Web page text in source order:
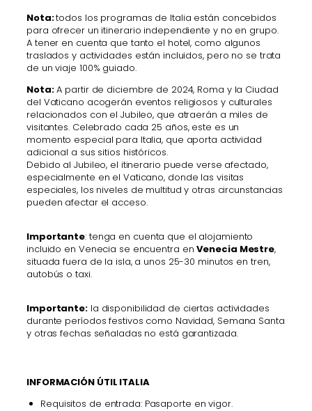
Nota:todos los programas de Italia están concebidos
para ofrecer un itinerario independiente y no en grupo.
A tener en cuenta que tanto el hotel, como algunos
traslados y actividades están incluidos, pero no se trata
de un viaje 100% guiado.
Nota:A partir de diciembre de 2024, Roma y la Ciudad
del Vaticano acogerán eventos religiosos y culturales
relacionados con el Jubileo, que atraerán a miles de
visitantes. Celebrado cada 25 años, este es un
momento especial para Italia, que aporta actividad
adicional a sus sitios históricos.
Debido al Jubileo, el itinerario puede verse afectado,
especialmente en el Vaticano, donde las visitas
especiales, los niveles de multitud y otras circunstancias
pueden afectar el acceso.
Importante: tenga en cuenta que el alojamiento
incluido en Venecia se encuentra enVenecia Mestre,
situada fuera de la isla, a unos 25-30 minutos en tren,
autobús o taxi.
Importante:la disponibilidad de ciertas actividades
durante períodos festivos como Navidad, Semana Santa
y otras fechas señaladas no está garantizada.
INFORMACIÓN ÚTIL ITALIA
Requisitos de entrada: Pasaporte en vigor.